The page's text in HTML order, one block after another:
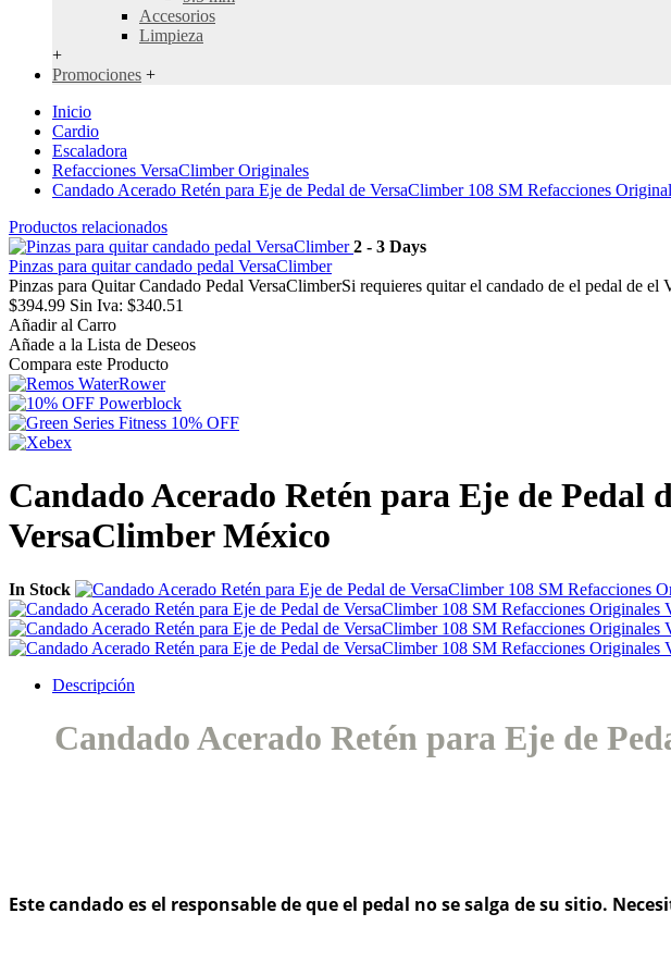
Accesorios
Limpieza
+
Promociones +
Inicio
Cardio
Escaladora
Refacciones VersaClimber Originales
Candado Acerado Retén para Eje de Pedal de VersaClimber 108 SM Refacciones
Productos relacionados
2 - 3 Days
Pinzas para quitar candado pedal VersaClimber
Pinzas para Quitar Candado Pedal VersaClimberSi requieres quitar el candado de el pedal de el
$394.99 Sin Iva: $340.51
Añadir al Carro
Añade a la Lista de Deseos
Compara este Producto
Candado Acerado Retén para Eje de Pedal
VersaClimber México
In Stock
Descripción
Candado Acerado Retén para Eje de
Este candado es el responsable de que el pedal no se salga de su sitio.